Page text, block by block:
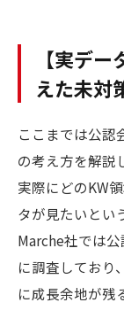
【実デ
えた未対
ここまでは公認
の考え方を解説
実際にどのKW
タが見たいとい
Marche社では
に調査しており
に成長余地が残